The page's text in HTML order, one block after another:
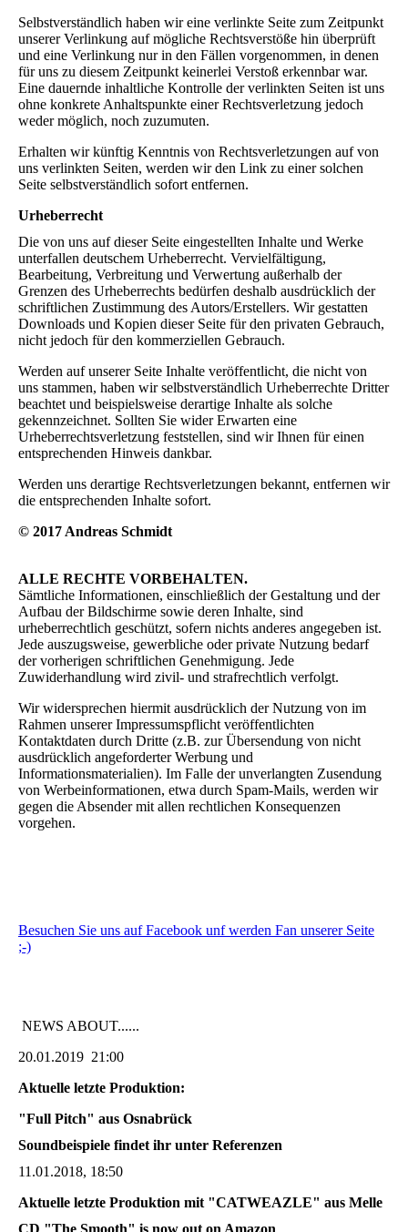
Selbstverständlich haben wir eine verlinkte Seite zum Zeitpunkt
unserer Verlinkung auf mögliche Rechtsverstöße hin überprüft
und eine Verlinkung nur in den Fällen vorgenommen, in denen
für uns zu diesem Zeitpunkt keinerlei Verstoß erkennbar war.
Eine dauernde inhaltliche Kontrolle der verlinkten Seiten ist uns
ohne konkrete Anhaltspunkte einer Rechtsverletzung jedoch
weder möglich, noch zuzumuten.
Erhalten wir künftig Kenntnis von Rechtsverletzungen auf von
uns verlinkten Seiten, werden wir den Link zu einer solchen
Seite selbstverständlich sofort entfernen.
Urheberrecht
Die von uns auf dieser Seite eingestellten Inhalte und Werke
unterfallen deutschem Urheberrecht. Vervielfältigung,
Bearbeitung, Verbreitung und Verwertung außerhalb der
Grenzen des Urheberrechts bedürfen deshalb ausdrücklich der
schriftlichen Zustimmung des Autors/Erstellers. Wir gestatten
Downloads und Kopien dieser Seite für den privaten Gebrauch,
nicht jedoch für den kommerziellen Gebrauch.
Werden auf unserer Seite Inhalte veröffentlicht, die nicht von
uns stammen, haben wir selbstverständlich Urheberrechte Dritter
beachtet und beispielsweise derartige Inhalte als solche
gekennzeichnet. Sollten Sie wider Erwarten eine
Urheberrechtsverletzung feststellen, sind wir Ihnen für einen
entsprechenden Hinweis dankbar.
Werden uns derartige Rechtsverletzungen bekannt, entfernen wir
die entsprechenden Inhalte sofort.
© 2017 Andreas Schmidt
ALLE RECHTE VORBEHALTEN.
Sämtliche Informationen, einschließlich der Gestaltung und der
Aufbau der Bildschirme sowie deren Inhalte, sind
urheberrechtlich geschützt, sofern nichts anderes angegeben ist.
Jede auszugsweise, gewerbliche oder private Nutzung bedarf
der vorherigen schriftlichen Genehmigung. Jede
Zuwiderhandlung wird zivil- und strafrechtlich verfolgt.
Wir widersprechen hiermit ausdrücklich der Nutzung von im
Rahmen unserer Impressumspflicht veröffentlichten
Kontaktdaten durch Dritte (z.B. zur Übersendung von nicht
ausdrücklich angeforderter Werbung und
Informationsmaterialien). Im Falle der unverlangten Zusendung
von Werbeinformationen, etwa durch Spam-Mails, werden wir
gegen die Absender mit allen rechtlichen Konsequenzen
vorgehen.
Besuchen Sie uns auf Facebook unf werden Fan unserer Seite
;-)
NEWS ABOUT......
20.01.2019 21:00
Aktuelle letzte Produktion:
"Full Pitch" aus Osnabrück
Soundbeispiele findet ihr unter Referenzen
11.01.2018, 18:50
Aktuelle letzte Produktion mit "CATWEAZLE" aus Melle